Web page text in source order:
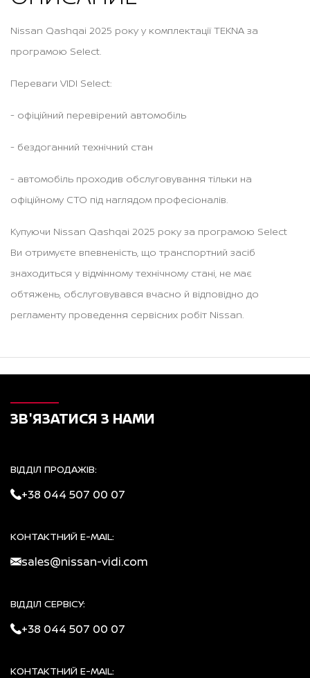
Nissan Qashqai 2025 року у комплектації TEKNA за
програмою Select.
Переваги VIDI Select:
- офіційний перевірений автомобіль
- бездоганний технічний стан
- автомобіль проходив обслуговування тільки на
офіційному СТО під наглядом професіоналів.
Купуючи Nissan Qashqai 2025 року за програмою Select
Ви отримуєте впевненість, що транспортний засіб
знаходиться у відмінному технічному стані, не має
обтяжень, обслуговувався вчасно й відповідно до
регламенту проведення сервісних робіт Nissan.
ЗВ'ЯЗАТИСЯ З НАМИ
ВІДДІЛ ПРОДАЖІВ:
+38 044 507 00 07
КОНТАКТНИЙ E-MAIL:
sales@nissan-vidi.com
ВІДДІЛ СЕРВІСУ:
+38 044 507 00 07
КОНТАКТНИЙ E-MAIL: